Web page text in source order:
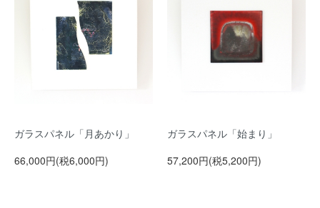
ガラスパネル「月あかり」
66,000円(税6,000円)
ガラスパネル「始まり」
57,200円(税5,200円)